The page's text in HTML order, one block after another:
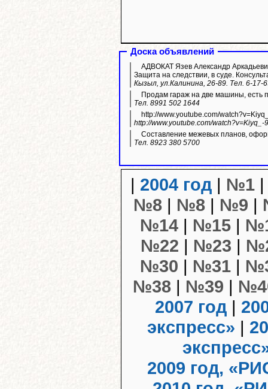
Доска объявлений
АДВОКАТ Язев Александр
Защита на следствии, в суде.
Кызыл, ул.Калинина, 26-89. Тел. 6-17-
Продам гараж на две машины, есть
Тел. 8991 502 1644
http://www.youtube.com/
http://www.youtube.com/watch?v=Kiyq_-
Составление межевых планов,
Тел. 8923 380 5700
| 2004 год | №1
№8 | №8 | №9 |
№14 | №15 |
№22 | №23 |
№30 | №31 |
№38 | №39 |
2007 год |
экспресс» |
2009 год,